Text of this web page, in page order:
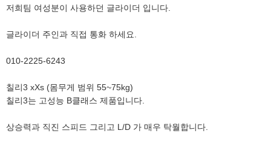
저희팀 여성분이 사용하던 글라이더 입니다.
글라이더 주인과 직접 통화 하세요.
010-2225-6243
칠리3 xXs (몸무게 범위 55~75kg)
칠리3는 고성능 B클래스 제품입니다.
상승력과 직진 스피드 그리고 L/D 가 매우 탁월합니다.